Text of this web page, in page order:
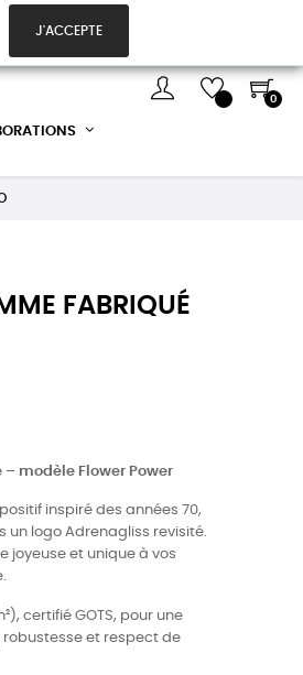
0
FABRIQUÉ
modèle Flower Power
inspiré des années 70,
un logo Adrenagliss revisité.
joyeuse et unique à vos
certifié GOTS, pour une
et respect de
J'ACCEPTE